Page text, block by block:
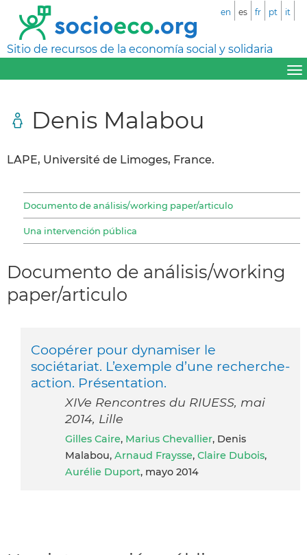
Sitio de recursos de la economía social y solidaria
en es fr pt it
Denis Malabou
LAPE, Université de Limoges, France.
Documento de análisis/working paper/articulo
Una intervención pública
Documento de análisis/working
paper/articulo
Coopérer pour dynamiser le
sociétariat. L’exemple d’une recherche-
action. Présentation.
XIVe Rencontres du RIUESS, mai
2014, Lille
Gilles Caire, Marius Chevallier, Denis
Malabou, Arnaud Fraysse, Claire Dubois,
Aurélie Duport, mayo 2014